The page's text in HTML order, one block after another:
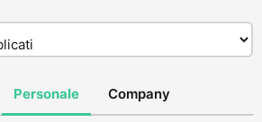
Personale Company